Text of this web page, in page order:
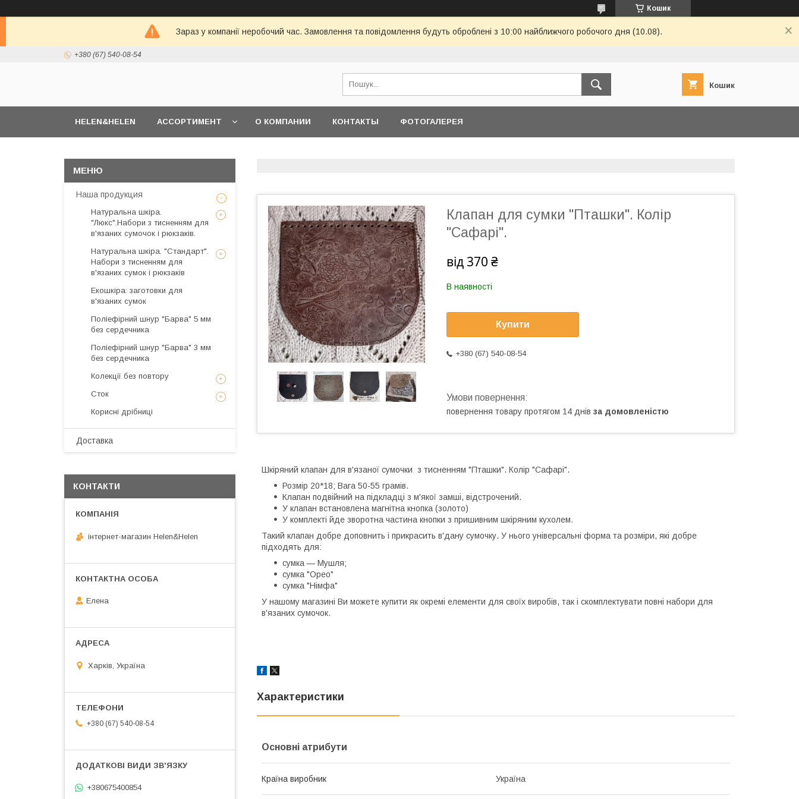
Кошик
Зараз у компанії неробочий час. Замовлення та повідомлення будуть оброблені з 10:00 найближчого робочого дня (10.08).
+380 (67) 540-08-54
Кошик
HELEN&HELEN АССОРТИМЕНТ О КОМПАНИИ КОНТАКТЫ ФОТОГАЛЕРЕЯ
Клапан для сумки "Пташки". Колір
"Сафарі".
від 370 ₴
В наявності
Купити
+380 (67) 540-08-54
повернення товару протягом 14 днів за домовленістю
Шкіряний клапан для в'язаної сумочки з тисненням "Пташки". Колір "Сафарі".
Розмір 20*18; Вага 50-55 грамів.
Клапан подвійний на підкладці з м'якої замші, відстрочений.
У клапан встановлена магнітна кнопка (золото)
У комплекті йде зворотна частина кнопки з пришивним шкіряним кухолем.
Такий клапан добре доповнить і прикрасить в'дану сумочку. У нього універсальні форма та розміри, які добре
підходять для:
сумка — Мушля;
сумка "Орео"
сумка "Німфа"
У нашому магазині Ви можете купити як окремі елементи для своїх виробів, так і скомплектувати повні набори для
в'язаних сумочок.
Характеристики
Основні атрибути
Країна виробник Україна
Наша продукция
Натуральна шкіра.
"Люкс".Набори з тисненням для
в'язаних сумочок і рюкзаків.
Натуральна шкіра. "Стандарт".
Набори з тисненням для
в'язаних сумок і рюкзаків
Екошкіра: заготовки для
в'язаних сумок
Поліефірний шнур "Барва" 5 мм
без сердечника
Поліефірний шнур "Барва" 3 мм
без сердечника
Колекції без повтору
Сток
Корисні дрібниці
Доставка
КОНТАКТИ
інтернет-магазин Helen&Helen
Елена
Харків, Україна
+380 (67) 540-08-54
+380675400854